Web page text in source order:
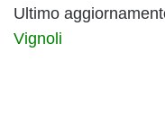
Ultimo
Vignoli